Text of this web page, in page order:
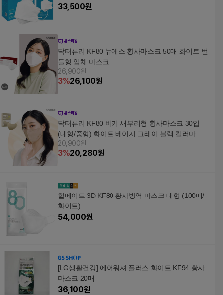
33,500원
닥터퓨리 KF80 뉴에스 황사마스크 50매 화이트 번
들형 입체 마스크
26,900원
3%26,100원
닥터퓨리 KF80 비키 새부리형 황사마스크 30입
(대형/중형) 화이트 베이지 그레이 블랙 컬러마스
크
20,900원
3%20,280원
힐메이드 3D KF80 황사방역 마스크 대형 (100매/
화이트)
54,000원
[LG생활건강] 에어워셔 플러스 화이트 KF94 황사
마스크 20매
36,100원